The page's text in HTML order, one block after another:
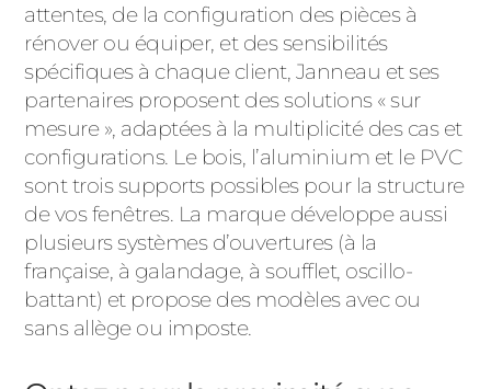
attentes, de la configuration des pièces à
rénover ou équiper, et des sensibilités
spécifiques à chaque client, Janneau et ses
partenaires proposent des solutions « sur
mesure », adaptées à la multiplicité des cas et
configurations. Le bois, l’aluminium et le PVC
sont trois supports possibles pour la structure
de vos fenêtres. La marque développe aussi
plusieurs systèmes d’ouvertures (à la
française, à galandage, à soufflet, oscillo-
battant) et propose des modèles avec ou
sans allège ou imposte.